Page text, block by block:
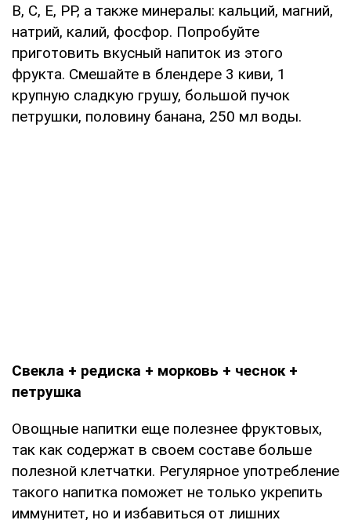
В, С, Е, РР, а также минералы: кальций, магний,
натрий, калий, фосфор. Попробуйте
приготовить вкусный напиток из этого
фрукта. Смешайте в блендере 3 киви, 1
крупную сладкую грушу, большой пучок
петрушки, половину банана, 250 мл воды.
Свекла + редиска + морковь + чеснок +
петрушка
Овощные напитки еще полезнее фруктовых,
так как содержат в своем составе больше
полезной клетчатки. Регулярное употребление
такого напитка поможет не только укрепить
иммунитет, но и избавиться от лишних